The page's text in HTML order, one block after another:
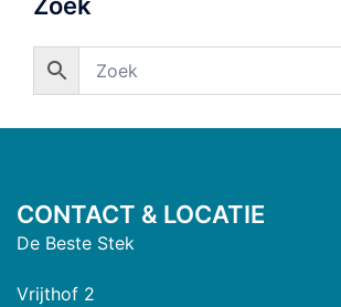
Zoek
CONTACT & LOCATIE
De Beste Stek
Vrijthof 2